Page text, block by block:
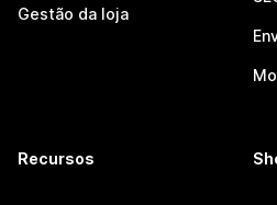
Gestão da loja
Recursos